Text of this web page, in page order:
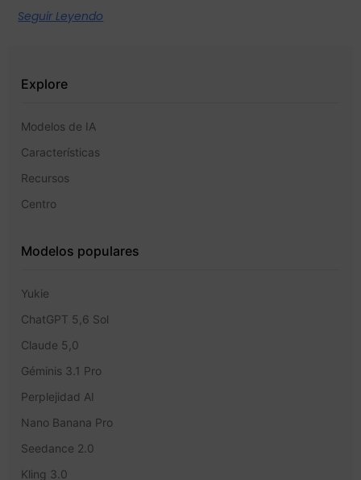
Seguir Leyendo
Explore
Modelos de IA
Características
Recursos
Centro
Modelos populares
Yukie
ChatGPT 5,6 Sol
Claude 5,0
Géminis 3.1 Pro
Perplejidad AI
Nano Banana Pro
Seedance 2.0
Kling 3.0